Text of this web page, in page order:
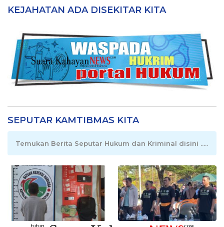
KEJAHATAN ADA DISEKITAR KITA
SEPUTAR KAMTIBMAS KITA
Temukan Berita Seputar Hukum dan Kriminal disini .....